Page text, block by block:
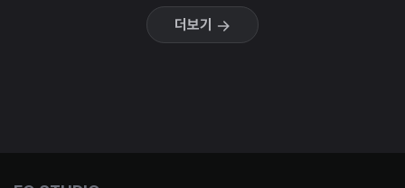
더보기